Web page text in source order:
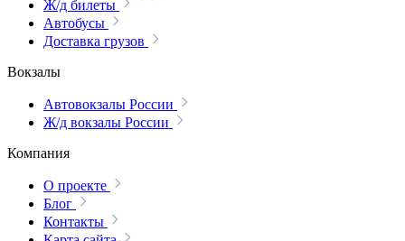
Ж/д билеты
Автобусы
Доставка грузов
Вокзалы
Автовокзалы России
Ж/д вокзалы России
Компания
О проекте
Блог
Контакты